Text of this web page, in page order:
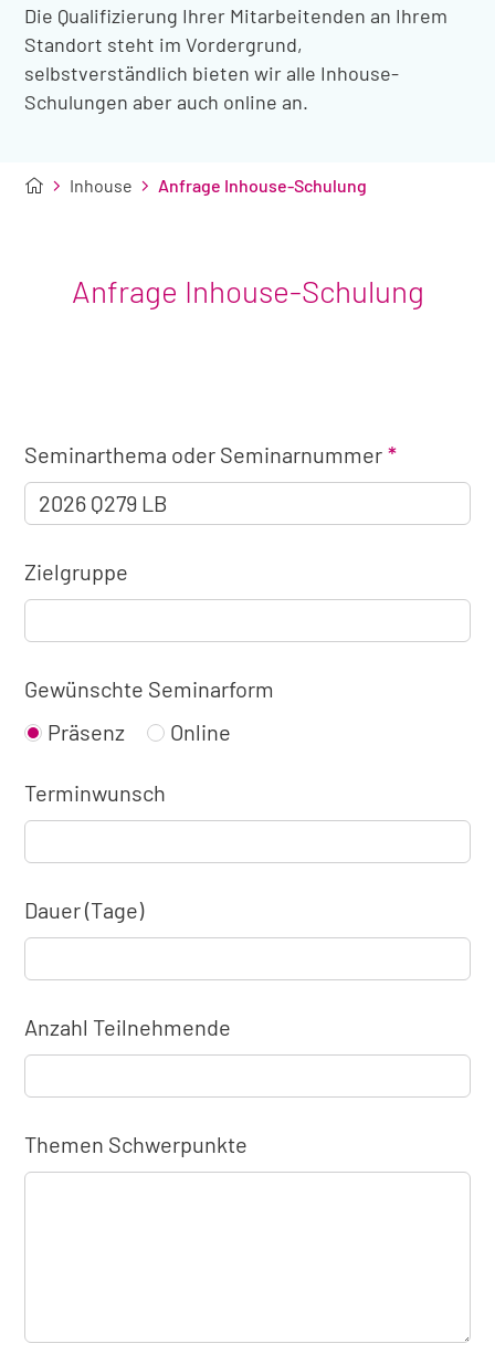
Die Qualifizierung Ihrer Mitarbeitenden an Ihrem
Standort steht im Vordergrund,
selbstverständlich bieten wir alle Inhouse-
Schulungen aber auch online an.
Inhouse Anfrage Inhouse-Schulung
Anfrage Inhouse-Schulung
Angaben
zum
Seminar
Seminarthema oder Seminarnummer
Zielgruppe
Gewünschte Seminarform
Präsenz
Online
Terminwunsch
Dauer (Tage)
Anzahl Teilnehmende
Themen Schwerpunkte